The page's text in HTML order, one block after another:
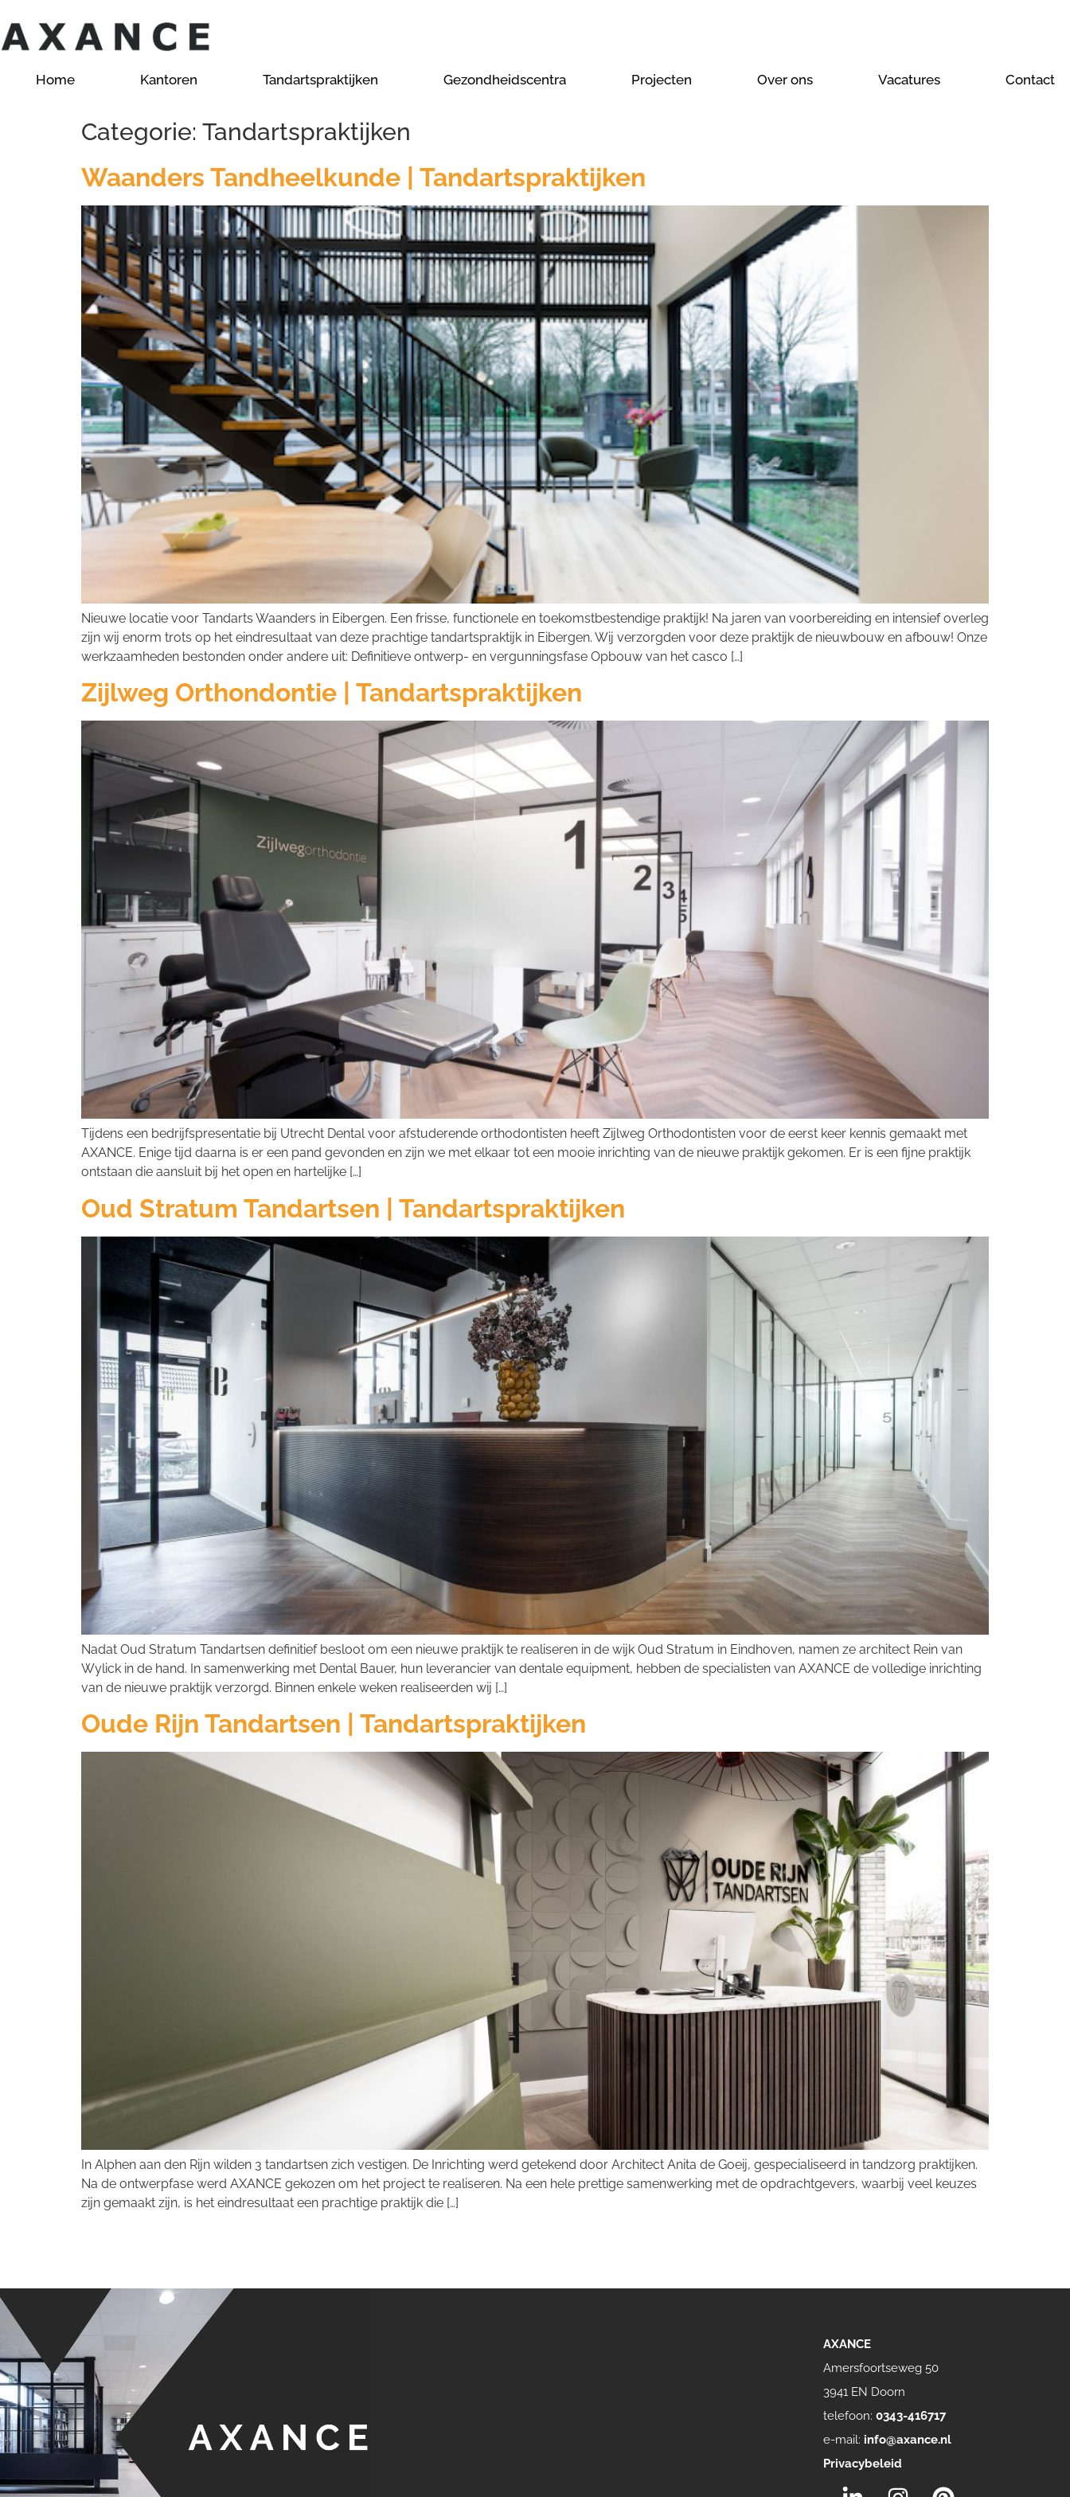
Home Kantoren Tandartspraktijken Gezondheidscentra Projecten Over ons Vacatures Contact
Categorie: Tandartspraktijken
Waanders Tandheelkunde | Tandartspraktijken
Nieuwe locatie voor Tandarts Waanders in Eibergen. Een frisse, functionele en toekomstbestendige praktijk! Na jaren van voorbereiding en intensief overleg
zijn wij enorm trots op het eindresultaat van deze prachtige tandartspraktijk in Eibergen. Wij verzorgden voor deze praktijk de nieuwbouw en afbouw! Onze
werkzaamheden bestonden onder andere uit: Definitieve ontwerp- en vergunningsfase Opbouw van het casco […]
Zijlweg Orthondontie | Tandartspraktijken
Tijdens een bedrijfspresentatie bij Utrecht Dental voor afstuderende orthodontisten heeft Zijlweg Orthodontisten voor de eerst keer kennis gemaakt met
AXANCE. Enige tijd daarna is er een pand gevonden en zijn we met elkaar tot een mooie inrichting van de nieuwe praktijk gekomen. Er is een fijne praktijk
ontstaan die aansluit bij het open en hartelijke […]
Oud Stratum Tandartsen | Tandartspraktijken
Nadat Oud Stratum Tandartsen definitief besloot om een nieuwe praktijk te realiseren in de wijk Oud Stratum in Eindhoven, namen ze architect Rein van
Wylick in de hand. In samenwerking met Dental Bauer, hun leverancier van dentale equipment, hebben de specialisten van AXANCE de volledige inrichting
van de nieuwe praktijk verzorgd. Binnen enkele weken realiseerden wij […]
Oude Rijn Tandartsen | Tandartspraktijken
In Alphen aan den Rijn wilden 3 tandartsen zich vestigen. De Inrichting werd getekend door Architect Anita de Goeij, gespecialiseerd in tandzorg praktijken.
Na de ontwerpfase werd AXANCE gekozen om het project te realiseren. Na een hele prettige samenwerking met de opdrachtgevers, waarbij veel keuzes
zijn gemaakt zijn, is het eindresultaat een prachtige praktijk die […]
AXANCE
Amersfoortseweg 50
3941 EN Doorn
telefoon: 0343-416717
e-mail: info@axance.nl
Privacybeleid